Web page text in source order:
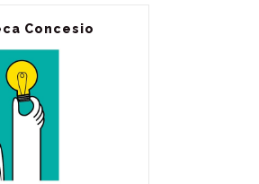
Concesio